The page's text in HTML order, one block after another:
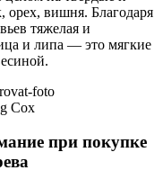
орех, вишня. Благодаря
тяжелая и
и липа — это мягкие
Cox
при покупке